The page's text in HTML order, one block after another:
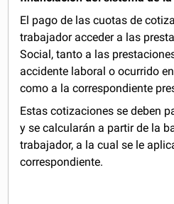
El pago de las cuotas de
trabajador acceder a las
Social, tanto a las
accidente laboral o ocurrido
como a la correspondiente
Estas cotizaciones se deben
y se calcularán a partir de la
trabajador, a la cual se le
correspondiente.